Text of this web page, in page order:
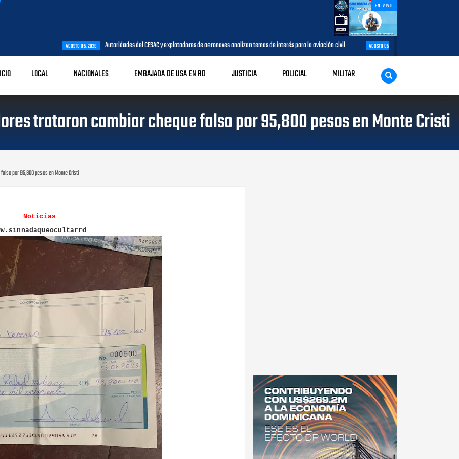
EN VIVO
Autoridades del CESAC y explotadores de aeronaves analizan temas de interés para la aviación civil AGOSTO 05, 2026 Más de 7,7 millones de visitantes
LOCAL NACIONALES EMBAJADA DE USA EN RD JUSTICIA POLICIAL MILITAR
trataron cambiar cheque falso por 95,800 pesos en Monte Cristi
por 95,800 pesos en Monte Cristi
Noticias